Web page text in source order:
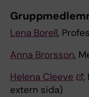
Lena Borell,
Anna Brorsson,
Helena Cleeve
,
extern sida)